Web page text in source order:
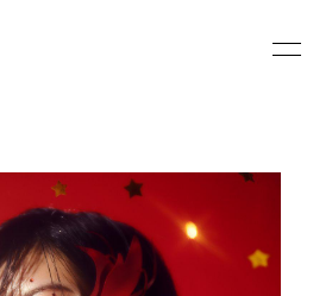
PROFILE
DISCOGRAPHY
DEMO